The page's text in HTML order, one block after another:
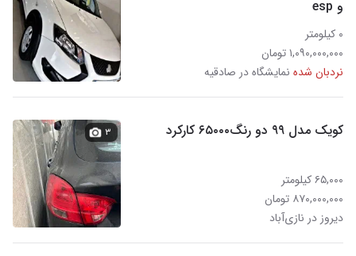
و esp
۰ کیلومتر
۱,۰۹۰,۰۰۰,۰۰۰ تومان
نردبان شده نمایشگاه در صادقیه
کویک مدل ۹۹ دو رنگ‌۶۵۰۰۰ کارکرد
۶۵,۰۰۰ کیلومتر
۸۷۰,۰۰۰,۰۰۰ تومان
دیروز در نازی‌آباد
۳